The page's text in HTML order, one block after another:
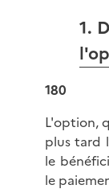
1.
180
L'option,
plus tard
le
le